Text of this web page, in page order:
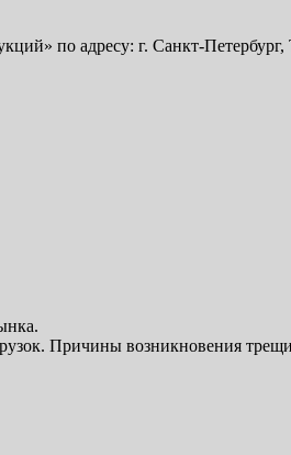
по адресу: г. Санкт-
Причины возникновения